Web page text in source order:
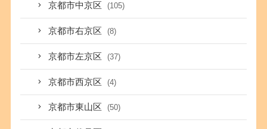
京都市中京区 (105)
京都市右京区 (8)
京都市左京区 (37)
京都市西京区 (4)
京都市東山区 (50)